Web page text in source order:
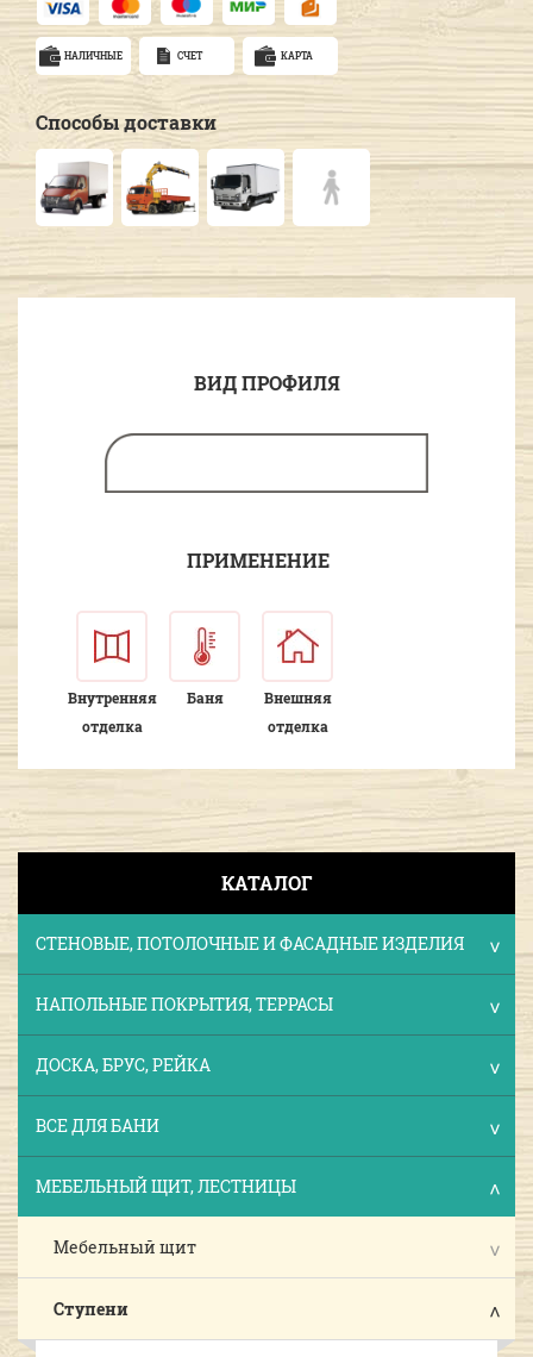
КАТАЛОГ
СТЕНОВЫЕ, ПОТОЛОЧНЫЕ И ФАСАДНЫЕ ИЗДЕЛИЯ
НАПОЛЬНЫЕ ПОКРЫТИЯ, ТЕРРАСЫ
ДОСКА, БРУС, РЕЙКА
ВСЕ ДЛЯ БАНИ
МЕБЕЛЬНЫЙ ЩИТ, ЛЕСТНИЦЫ
Мебельный щит
Ступени
НАЛИЧНЫЕ СЧЕТ КАРТА
Способы доставки
ВИД ПРОФИЛЯ
ПРИМЕНЕНИЕ
Внутренняя
отделка
Баня
Внешняя
отделка